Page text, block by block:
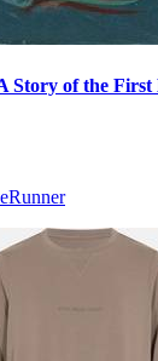
Story of the First